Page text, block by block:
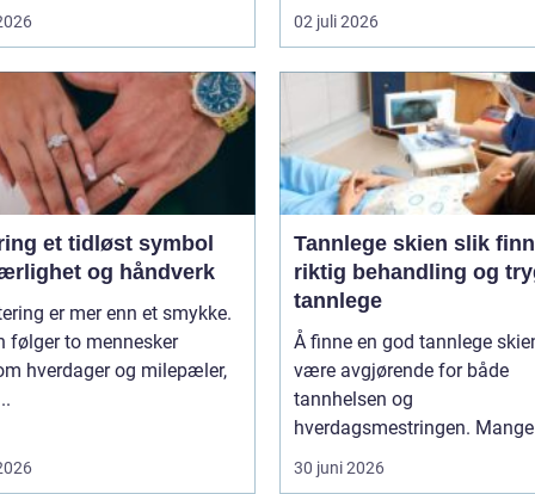
02 juli 2026
symbol
og håndverk
er mer enn et smykke.
følger to mennesker
hverdager og milepæler,
Tannlege skien slik finner du
riktig behandling og
tannlege
Å finne en god tannlege
være avgjørende for både
tannhelsen og
hverdagsmestringen.
30 juni 2026